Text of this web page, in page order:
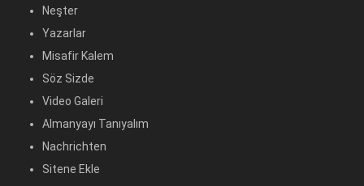
Neşter
Yazarlar
Misafir Kalem
Söz Sizde
Video Galeri
Almanyayı Tanıyalım
Nachrichten
Sitene Ekle